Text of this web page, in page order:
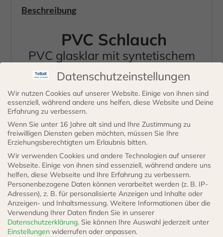
W115,
Menge
Beschreibung
PVC Schlauch
PVC glasklar mit syntetischem
Gewebe verstärkt
für Scheibenwaschanlage
4,5 mm innen
7,5 mm außen
Bertiebsdruck : 20 bar
Mercedes – Nr. :
A010 99 78 98 2
A002 99 75 98 2
passend für :
Mercedes W108, W109, W114, W115,
W116, R107
Datenschutzeinstellungen
Wir nutzen Cookies auf unserer Website. Einige von ihnen sind
essenziell, während andere uns helfen, diese Website und Deine
Erfahrung zu verbessern.
Wenn Sie unter 16 Jahre alt sind und Ihre Zustimmung zu
freiwilligen Diensten geben möchten, müssen Sie Ihre
Erziehungsberechtigten um Erlaubnis bitten.
Wir verwenden Cookies und andere Technologien auf unserer
Webseite. Einige von ihnen sind essenziell, während andere uns
helfen, diese Webseite und Ihre Erfahrung zu verbessern.
Personenbezogene Daten können verarbeitet werden (z. B. IP-
Adressen), z. B. für personalisierte Anzeigen und Inhalte oder
Anzeigen- und Inhaltsmessung. Weitere Informationen über die
Verwendung Ihrer Daten finden Sie in unserer
Datenschutzerklärung. Sie können Ihre Auswahl jederzeit unter
Einstellungen widerrufen oder anpassen.